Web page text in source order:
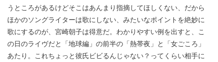
うところがあるけどそこはあんまり指摘してほしくない、だから
ほかのソングライターは歌にしない、みたいなポイントを絶妙に
歌にするのが、宮崎朝子は得意だ。わかりやすい例を出すと、こ
の日のライヴだと「地球編」の前半の「熱帯夜」と「女ごころ」
あたり。これちょっと彼氏ビビるんじゃない？ってくらい相手に